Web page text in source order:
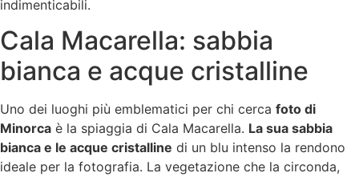
indimenticabili.
Cala Macarella: sabbia
bianca e acque cristalline
Uno dei luoghi più emblematici per chi cerca foto di
Minorca è la spiaggia di Cala Macarella. La sua sabbia
bianca e le acque cristalline di un blu intenso la rendono
ideale per la fotografia. La vegetazione che la circonda,